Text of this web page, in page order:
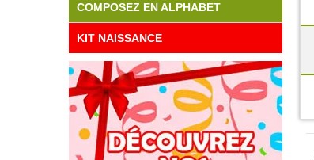
COMPOSEZ EN ALPHABET
KIT NAISSANCE